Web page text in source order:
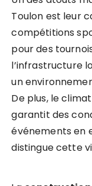
Toulon est leur
compétitions
pour des
l’infrastructure
un
De plus, le
garantit des
événements en
distingue cette